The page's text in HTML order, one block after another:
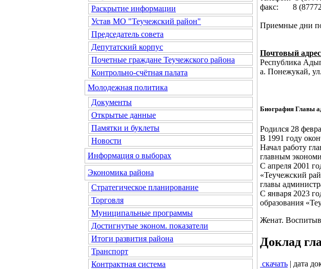
Раскрытие информации
Устав МО "Теучежский район"
Председатель совета
Депутатский корпус
Почетные граждане Теучежского района
Контрольно-счётная палата
Молодежная политика
Документы
Открытые данные
Памятки и буклеты
Новости
Информация о выборах
Экономика района
Стратегическое планирование
Торговля
Муниципальные программы
Достигнутые эконом. показатели
Итоги развития района
Транспорт
Контрактная система
факс: 8
Приемные дни
Почтовый
Республика
а. Понежукай,
Биография Главы
Родился 28
В 1991 году
Начал работу
главным
С апреля 2001
«Теучежский
главы
С января 2023
образования
Женат.
Доклад
скачать | дата